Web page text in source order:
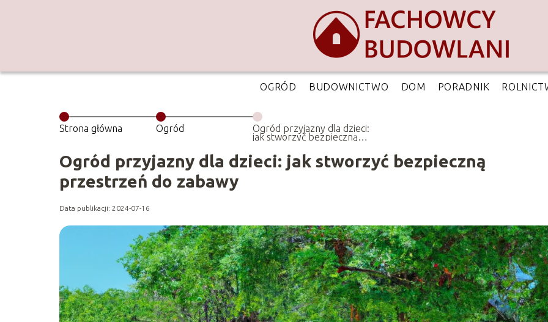
OGRÓD BUDOWNICTWO DOM PORADNIK
Strona główna Ogród Ogród przyjazny dla dzieci:
jak stworzyć bezpieczną
Ogród przyjazny dla dzieci: jak stworzyć bezpieczną
przestrzeń do zabawy
Data publikacji: 2024-07-16